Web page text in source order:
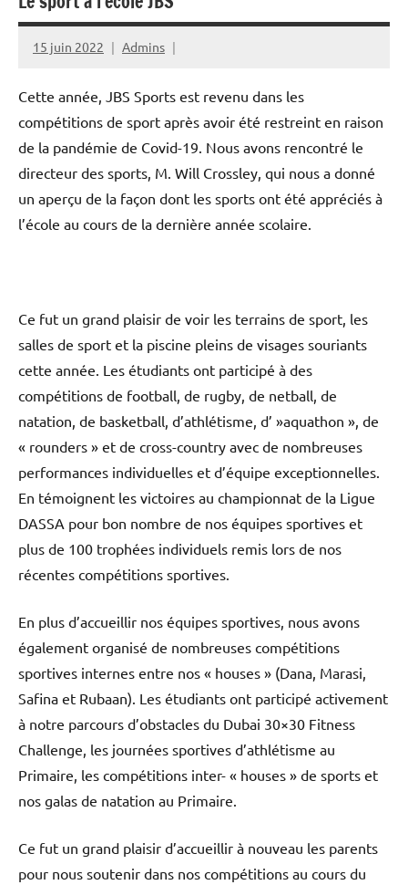
15 juin 2022 Admins
Cette année, JBS Sports est revenu dans les
compétitions de sport après avoir été restreint en raison
de la pandémie de Covid-19. Nous avons rencontré le
directeur des sports, M. Will Crossley, qui nous a donné
un aperçu de la façon dont les sports ont été appréciés à
l’école au cours de la dernière année scolaire.
Ce fut un grand plaisir de voir les terrains de sport, les
salles de sport et la piscine pleins de visages souriants
cette année. Les étudiants ont participé à des
compétitions de football, de rugby, de netball, de
natation, de basketball, d’athlétisme, d’ »aquathon », de
« rounders » et de cross-country avec de nombreuses
performances individuelles et d’équipe exceptionnelles.
En témoignent les victoires au championnat de la Ligue
DASSA pour bon nombre de nos équipes sportives et
plus de 100 trophées individuels remis lors de nos
récentes compétitions sportives.
En plus d’accueillir nos équipes sportives, nous avons
également organisé de nombreuses compétitions
sportives internes entre nos « houses » (Dana, Marasi,
Safina et Rubaan). Les étudiants ont participé activement
à notre parcours d’obstacles du Dubai 30×30 Fitness
Challenge, les journées sportives d’athlétisme au
Primaire, les compétitions inter- « houses » de sports et
nos galas de natation au Primaire.
Ce fut un grand plaisir d’accueillir à nouveau les parents
pour nous soutenir dans nos compétitions au cours du